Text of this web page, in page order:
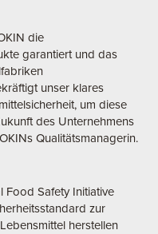
die
garantiert und das
unser klares
um diese
des Unternehmens
Qualitätsmanagerin.
Food Safety Initiative
zur
herstellen